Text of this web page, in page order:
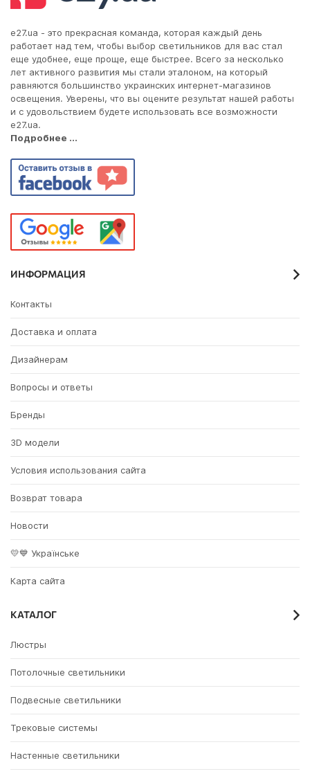
e27.ua - это прекрасная команда, которая каждый день
работает над тем, чтобы выбор светильников для вас стал
еще удобнее, еще проще, еще быстрее. Всего за несколько
лет активного развития мы стали эталоном, на который
равняются большинство украинских интернет-магазинов
освещения. Уверены, что вы оцените результат нашей работы
и с удовольствием будете использовать все возможности
e27.ua.
Подробнее ...
ИНФОРМАЦИЯ
Контакты
Доставка и оплата
Дизайнерам
Вопросы и ответы
Бренды
3D модели
Условия использования сайта
Возврат товара
Новости
💛💙 Українське
Карта сайта
КАТАЛОГ
Люстры
Потолочные светильники
Подвесные светильники
Трековые системы
Настенные светильники